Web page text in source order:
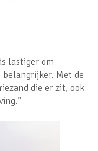
lastiger om
Met de
die er zit, ook